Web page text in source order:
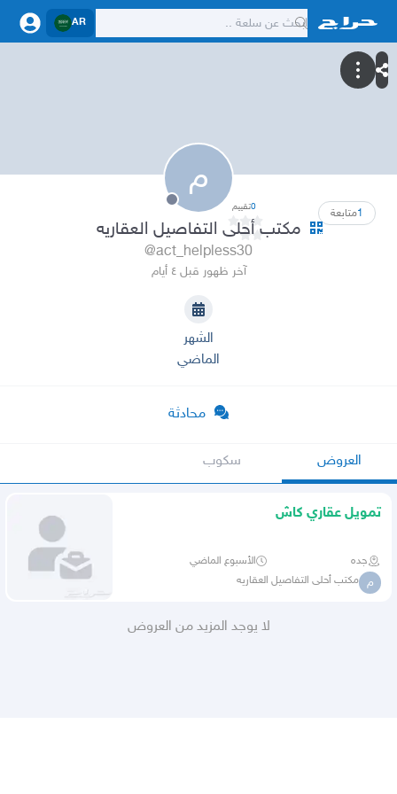
AR
م
1متابعة 0تقييم
مكتب أحلى التفاصيل العقاريه
@act_helpless30
آخر ظهور قبل ٤ أيام
الشهر
الماضي
محادثة
العروض سكوب
تمويل عقاري كاش
جده الأسبوع الماضي
م مكتب أحلى التفاصيل العقاريه
لا يوجد المزيد من العروض